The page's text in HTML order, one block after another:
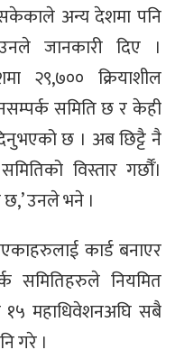
अन्य देशमा पनि
जानकारी दिए ।
२९,७०० क्रियाशील
समिति छ र केही
छ । अब छिट्टै नै
विस्तार गर्छौँ।
उनले भने ।
कार्ड बनाएर
समितिहरुले नियमित
महाधिवेशनअघि सबै
गरे ।